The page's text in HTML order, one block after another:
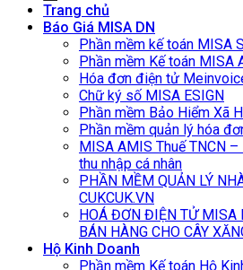
Trang chủ
Báo Giá MISA DN
Phần mềm kế toán MISA
Phần mềm Kế toán MISA
Hóa đơn điện tử
Chữ ký số MISA ESIGN
Phần mềm Bảo Hiểm Xã
Phần mềm quản lý hóa
MISA AMIS Thuế TNCN
thu nhập cá nhân
PHẦN MỀM QUẢN LÝ
CUKCUK.VN
HOÁ ĐƠN ĐIỆN TỬ MISA
BÁN HÀNG CHO CÂY
Hộ Kinh Doanh
Phần mềm Kế toán Hộ